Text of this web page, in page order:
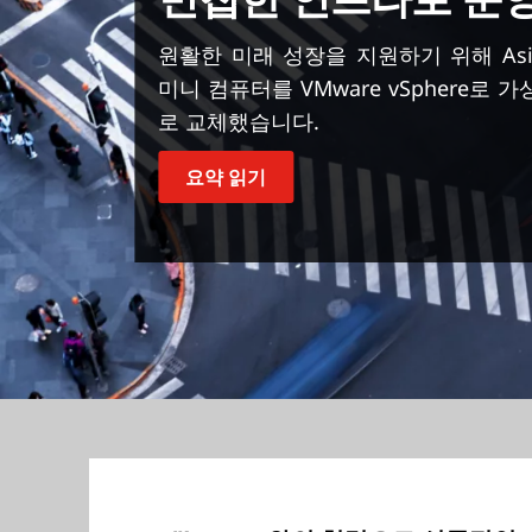
원활한 미래 성장을 지원하기 위해
미니 컴퓨터를 VMware vSphere로
로 교체했습니다.
요약 읽기